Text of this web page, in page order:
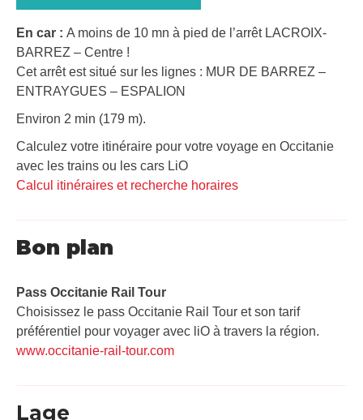
En car : A moins de 10 mn à pied de l’arrêt LACROIX-
BARREZ – Centre !
Cet arrêt est situé sur les lignes : MUR DE BARREZ –
ENTRAYGUES – ESPALION
Environ 2 min (179 m).
Calculez votre itinéraire pour votre voyage en Occitanie
avec les trains ou les cars LiO
Calcul itinéraires et recherche horaires
Bon plan
Pass Occitanie Rail Tour​
Choisissez le pass Occitanie Rail Tour et son tarif
préférentiel pour voyager avec liO à travers la région.
www.occitanie-rail-tour.com
Lage